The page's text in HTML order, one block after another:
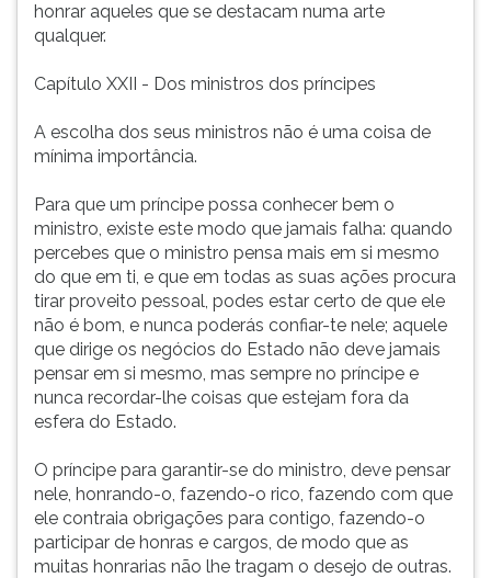
honrar aqueles que se destacam numa arte
qualquer.
Capítulo XXII - Dos ministros dos príncipes
A escolha dos seus ministros não é uma coisa de
mínima importância.
Para que um príncipe possa conhecer bem o
ministro, existe este modo que jamais falha: quando
percebes que o ministro pensa mais em si mesmo
do que em ti, e que em todas as suas ações procura
tirar proveito pessoal, podes estar certo de que ele
não é bom, e nunca poderás confiar-te nele; aquele
que dirige os negócios do Estado não deve jamais
pensar em si mesmo, mas sempre no príncipe e
nunca recordar-lhe coisas que estejam fora da
esfera do Estado.
O príncipe para garantir-se do ministro, deve pensar
nele, honrando-o, fazendo-o rico, fazendo com que
ele contraia obrigações para contigo, fazendo-o
participar de honras e cargos, de modo que as
muitas honrarias não lhe tragam o desejo de outras.